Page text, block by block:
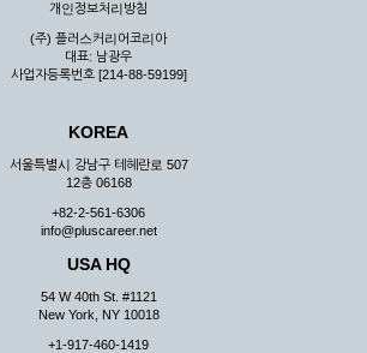
개인정보처리방침
(주) 플러스커리어코리아
대표: 남광우
사업자등록번호 [214-88-59199]
KOREA
서울특별시 강남구 테헤란로 507
12층 06168
+82-2-561-6306
info@pluscareer.net
USA HQ
54 W 40th St. #1121
New York, NY 10018
+1-917-460-1419